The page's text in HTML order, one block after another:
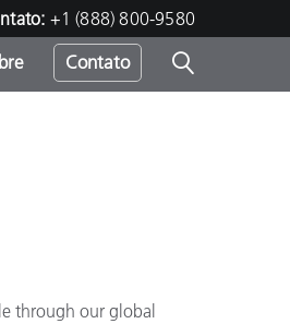
+1 (888) 800-9580
Contato
through our global